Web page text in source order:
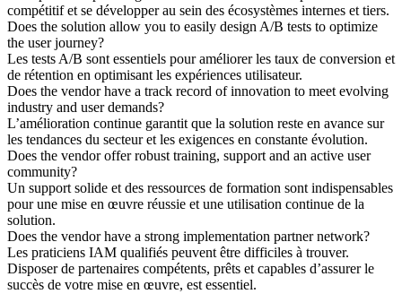
compétitif et se développer au sein des écosystèmes internes et tiers.
Does the solution allow you to easily design A/B tests to optimize
the user journey?
Les tests A/B sont essentiels pour améliorer les taux de conversion et
de rétention en optimisant les expériences utilisateur.
Does the vendor have a track record of innovation to meet evolving
industry and user demands?
L’amélioration continue garantit que la solution reste en avance sur
les tendances du secteur et les exigences en constante évolution.
Does the vendor offer robust training, support and an active user
community?
Un support solide et des ressources de formation sont indispensables
pour une mise en œuvre réussie et une utilisation continue de la
solution.
Does the vendor have a strong implementation partner network?
Les praticiens IAM qualifiés peuvent être difficiles à trouver.
Disposer de partenaires compétents, prêts et capables d’assurer le
succès de votre mise en œuvre, est essentiel.